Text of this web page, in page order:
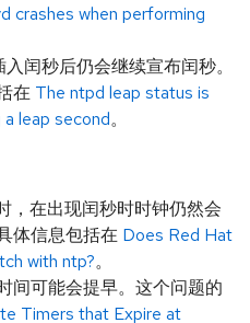
crashes when performing
闰秒后仍会继续宣布闰秒。
在 The ntpd leap status is
leap second。
，在出现闰秒时时钟仍然会
体信息包括在 Does Red Hat
with ntp?。
间可能会提早。这个问题的
Timers that Expire at